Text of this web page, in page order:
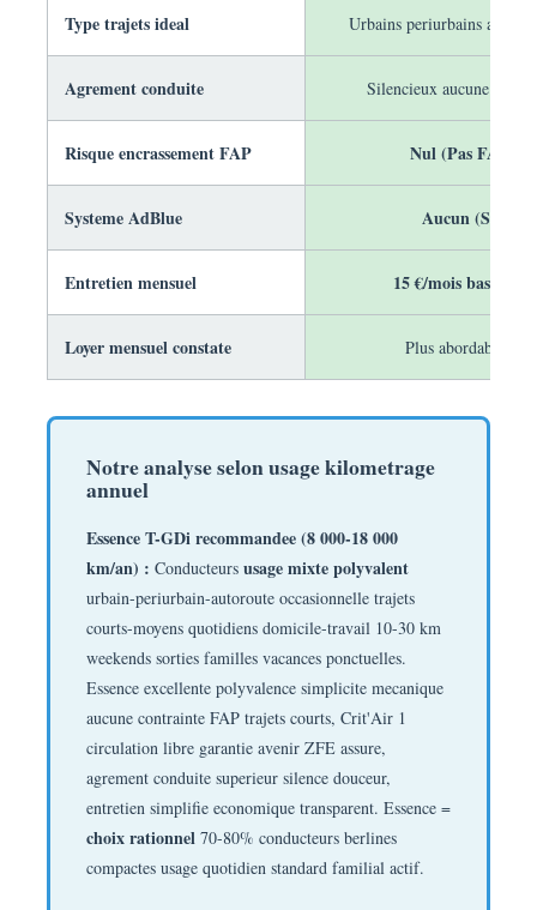
Type trajets ideal Urbains periurbains
Agrement conduite Silencieux aucune
Risque encrassement FAP Nul (Pas FAP
Systeme AdBlue Aucun
Entretien mensuel 15 €/mois basique
Loyer mensuel constate Plus abordable
Notre analyse selon usage kilometrage
annuel
Essence T-GDi recommandee (8 000-18 000
km/an) : Conducteurs usage mixte polyvalent
urbain-periurbain-autoroute occasionnelle trajets
courts-moyens quotidiens domicile-travail 10-30 km
weekends sorties familles vacances ponctuelles.
Essence excellente polyvalence simplicite mecanique
aucune contrainte FAP trajets courts, Crit'Air 1
circulation libre garantie avenir ZFE assure,
agrement conduite superieur silence douceur,
entretien simplifie economique transparent. Essence =
choix rationnel 70-80% conducteurs berlines
compactes usage quotidien standard familial actif.